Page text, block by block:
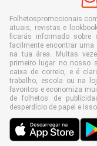
atuais, revistas e
ficarás informado
facilmente encontrar
na tua área. Muitas
primeiro lugar no nosso
caixa de correio, e é
trabalho, escola ou na
favoritos e economiza
de folhetos de
desperdício de papel e